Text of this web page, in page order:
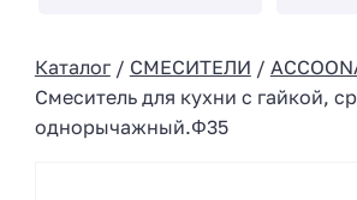
Каталог/ СМЕСИТЕЛИ /
Смеситель для кухни с гайкой,
однорычажный.Φ35